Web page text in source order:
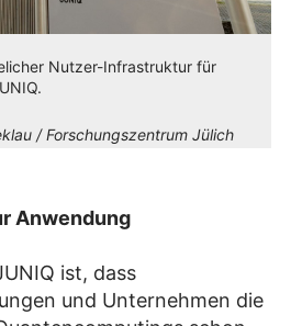
Nutzer-Infrastruktur für
/ Forschungszentrum Jülich
Anwendung
ist, dass
und Unternehmen die